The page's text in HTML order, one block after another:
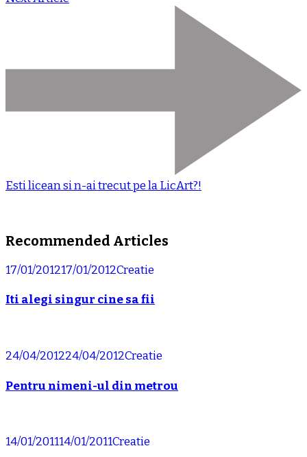
Esti licean si n-ai trecut pe la LicArt?!
Recommended Articles
17/01/201217/01/2012Creatie
Iti alegi singur cine sa fii
24/04/201224/04/2012Creatie
Pentru nimeni-ul din metrou
14/01/201114/01/2011Creatie